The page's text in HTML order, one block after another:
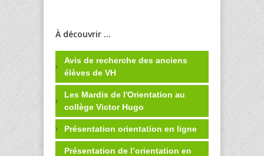
À découvrir ...
Avis de recherche des anciens
élèves de VH
Les Mardis de l'Orientation au
collège Victor Hugo
Présentation orientation en ligne
Présentation de l’orientation en